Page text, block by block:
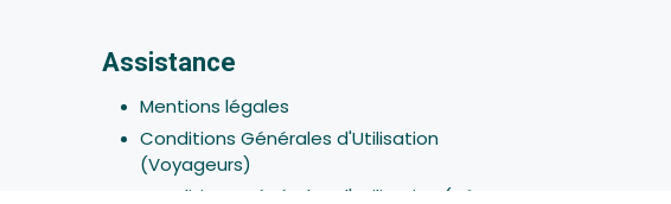
Assistance
Mentions légales
Conditions Générales d'Utilisation
(Voyageurs)
Conditions Générales d'Utilisation (Hôtes -